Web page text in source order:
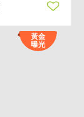
黃金
曝光